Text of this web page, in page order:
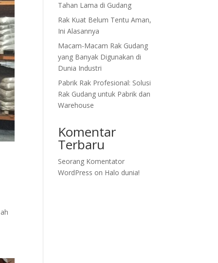
Tahan Lama di Gudang
Rak Kuat Belum Tentu Aman,
Ini Alasannya
Macam-Macam Rak Gudang
yang Banyak Digunakan di
Dunia Industri
Pabrik Rak Profesional: Solusi
Rak Gudang untuk Pabrik dan
Warehouse
Komentar
Terbaru
Seorang Komentator
WordPress on Halo dunia!